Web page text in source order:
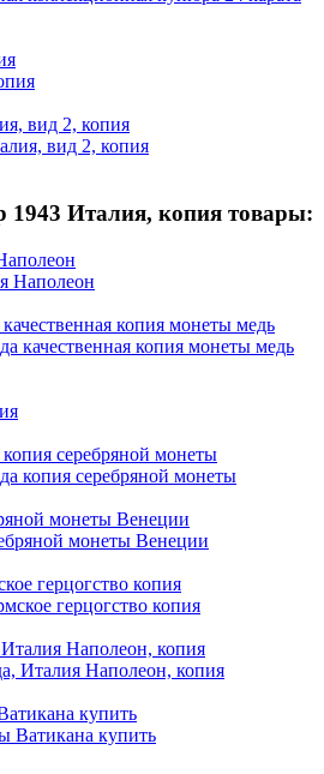
вид 2, копия
1943 Италия, копия товары:
копия монеты медь
серебряной монеты
монеты Венеции
герцогство копия
Наполеон, копия
купить